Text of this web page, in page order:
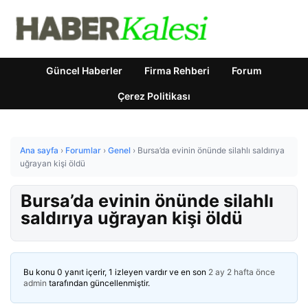
Güncel Haberler Firma Rehberi Forum
Çerez Politikası
Ana sayfa › Forumlar › Genel › Bursa’da evinin önünde silahlı saldırıya
uğrayan kişi öldü
Bursa’da evinin önünde silahlı
saldırıya uğrayan kişi öldü
Bu konu 0 yanıt içerir, 1 izleyen vardır ve en son 2 ay 2 hafta önce
admin tarafından güncellenmiştir.